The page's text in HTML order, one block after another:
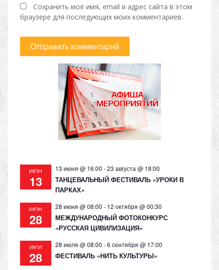
Сохранить моё имя, email и адрес сайта в этом
браузере для последующих моих комментариев.
ИЮН
13
13 июня @ 16:00 -23 августа @ 18:00
ТАНЦЕВАЛЬНЫЙ ФЕСТИВАЛЬ «УРОКИ В
ПАРКАХ»
ИЮН
28
28 июня @ 08:00 - 12 октября @ 00:30
МЕЖДУНАРОДНЫЙ ФОТОКОНКУРС
«РУССКАЯ ЦИВИЛИЗАЦИЯ»
ИЮЛ
28
28 июля @ 08:00 -6 сентября @ 17:00
ФЕСТИВАЛЬ «НИТЬ КУЛЬТУРЫ»